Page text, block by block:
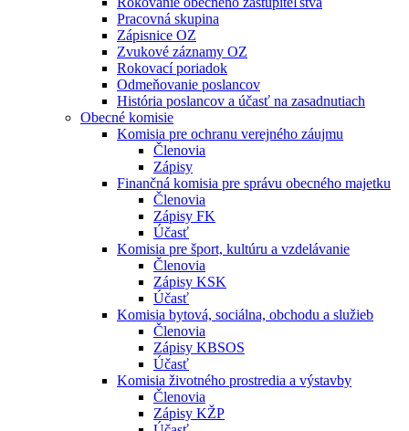
Pracovná skupina
Zápisnice OZ
Zvukové záznamy OZ
Rokovací poriadok
Odmeňovanie poslancov
História poslancov a účasť na zasadnutiach
Obecné komisie
Komisia pre ochranu verejného záujmu
Členovia
Zápisy
Finančná komisia pre správu obecného majetku
Členovia
Zápisy FK
Účasť
Komisia pre šport, kultúru a vzdelávanie
Členovia
Zápisy KSK
Účasť
Komisia bytová, sociálna, obchodu a služieb
Členovia
Zápisy KBSOS
Účasť
Komisia životného prostredia a výstavby
Členovia
Zápisy KŽP